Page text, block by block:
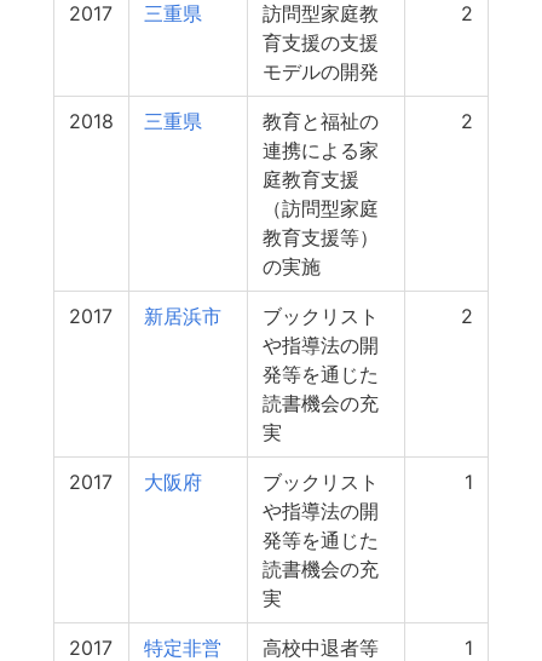
2017 三重県
訪問型家庭教
育支援の支援
モデルの開発
2
2018 三重県
教育と福祉の
連携による家
庭教育支援
（訪問型家庭
教育支援等）
の実施
2
2017 新居浜市
ブックリスト
や指導法の開
発等を通じた
読書機会の充
実
2
2017 大阪府
ブックリスト
や指導法の開
発等を通じた
読書機会の充
実
1
2017
特定非営
高校中退者等
1